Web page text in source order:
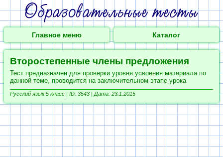
Главное меню Каталог
Второстепенные члены предложения
Тест предназначен для проверки уровня усвоения материала по
данной теме, проводится на заключительном этапе урока
Русский язык 5 класс | ID: 3543 | Дата: 23.1.2015